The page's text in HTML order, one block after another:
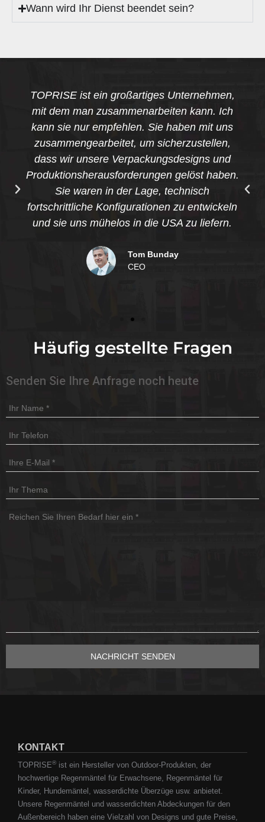
Wann wird Ihr Dienst beendet sein?
TOPRISE ist ein großartiges Unternehmen,
mit dem man zusammenarbeiten kann. Ich
kann sie nur empfehlen. Sie haben mit uns
zusammengearbeitet, um sicherzustellen,
dass wir unsere Verpackungsdesigns und
Produktionsherausforderungen gelöst haben.
Sie waren in der Lage, technisch
fortschrittliche Konfigurationen zu entwickeln
und sie uns mühelos in die USA zu liefern.
Tom Bunday
CEO
Häufig gestellte Fragen
Senden Sie Ihre Anfrage noch heute
KONTAKT
TOPRISE® ist ein Hersteller von Outdoor-Produkten, der
hochwertige Regenmäntel für Erwachsene, Regenmäntel für
Kinder, Hundemäntel, wasserdichte Überzüge usw. anbietet.
Unsere Regenmäntel und wasserdichten Abdeckungen für den
Außenbereich haben eine Vielzahl von Designs und gute Preise,